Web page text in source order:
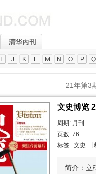
J K L M N O P Q
21年第3
文史博览
周期: 月刊
页数: 76
标签: 文史
简介：立